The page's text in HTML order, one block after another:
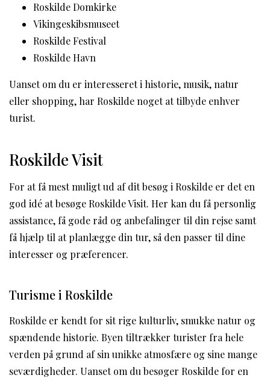
Roskilde Domkirke
Vikingeskibsmuseet
Roskilde Festival
Roskilde Havn
Uanset om du er interesseret i historie, musik, natur
eller shopping, har Roskilde noget at tilbyde enhver
turist.
Roskilde Visit
For at få mest muligt ud af dit besøg i Roskilde er det en
god idé at besøge Roskilde Visit. Her kan du få personlig
assistance, få gode råd og anbefalinger til din rejse samt
få hjælp til at planlægge din tur, så den passer til dine
interesser og præferencer.
Turisme i Roskilde
Roskilde er kendt for sit rige kulturliv, smukke natur og
spændende historie. Byen tiltrækker turister fra hele
verden på grund af sin unikke atmosfære og sine mange
seværdigheder. Uanset om du besøger Roskilde for en